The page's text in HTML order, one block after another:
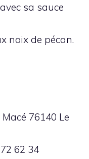
sa sauce
noix de pécan.
Macé 76140 Le
62 34